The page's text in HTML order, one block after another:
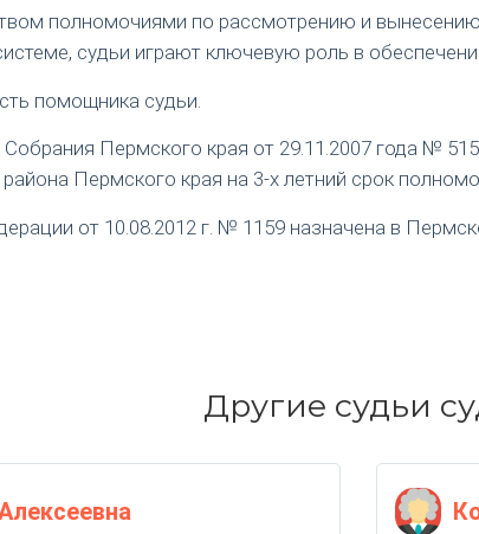
полномочиями по рассмотрению и
судьи играют ключевую роль в
помощника судьи.
Пермского края от 29.11.2007 года №
Пермского края на 3-х летний срок
от 10.08.2012 г. № 1159 назначена в
Другие судьи